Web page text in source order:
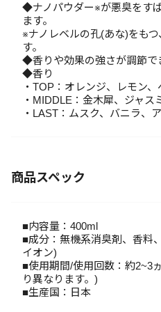
◆ナノパウダー※が悪臭をす
ます。
※ナノレベルの孔(あな)をも
す。
◆香りや効果の強さが調節で
◆香り
・TOP：オレンジ、レモン
・MIDDLE：金木犀、ジャス
・LAST：ムスク、バニラ、
商品スペック
■内容量：400ml
■成分：無機系消臭剤、香料
イオン)
■使用期間/使用回数：約2~3
り異なります。)
■生産国：日本